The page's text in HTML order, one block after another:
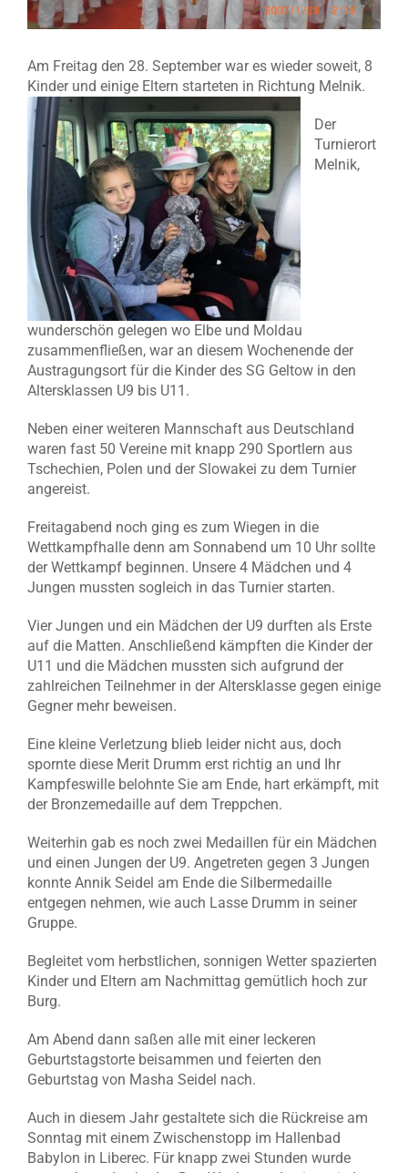
Am Freitag den 28. September war es wieder soweit, 8
Kinder und einige Eltern starteten in Richtung Melnik.
Der
Turnierort
Melnik,
wunderschön gelegen wo Elbe und Moldau
zusammenfließen, war an diesem Wochenende der
Austragungsort für die Kinder des SG Geltow in den
Altersklassen U9 bis U11.
Neben einer weiteren Mannschaft aus Deutschland
waren fast 50 Vereine mit knapp 290 Sportlern aus
Tschechien, Polen und der Slowakei zu dem Turnier
angereist.
Freitagabend noch ging es zum Wiegen in die
Wettkampfhalle denn am Sonnabend um 10 Uhr sollte
der Wettkampf beginnen. Unsere 4 Mädchen und 4
Jungen mussten sogleich in das Turnier starten.
Vier Jungen und ein Mädchen der U9 durften als Erste
auf die Matten. Anschließend kämpften die Kinder der
U11 und die Mädchen mussten sich aufgrund der
zahlreichen Teilnehmer in der Altersklasse gegen einige
Gegner mehr beweisen.
Eine kleine Verletzung blieb leider nicht aus, doch
spornte diese Merit Drumm erst richtig an und Ihr
Kampfeswille belohnte Sie am Ende, hart erkämpft, mit
der Bronzemedaille auf dem Treppchen.
Weiterhin gab es noch zwei Medaillen für ein Mädchen
und einen Jungen der U9. Angetreten gegen 3 Jungen
konnte Annik Seidel am Ende die Silbermedaille
entgegen nehmen, wie auch Lasse Drumm in seiner
Gruppe.
Begleitet vom herbstlichen, sonnigen Wetter spazierten
Kinder und Eltern am Nachmittag gemütlich hoch zur
Burg.
Am Abend dann saßen alle mit einer leckeren
Geburtstagstorte beisammen und feierten den
Geburtstag von Masha Seidel nach.
Auch in diesem Jahr gestaltete sich die Rückreise am
Sonntag mit einem Zwischenstopp im Hallenbad
Babylon in Liberec. Für knapp zwei Stunden wurde